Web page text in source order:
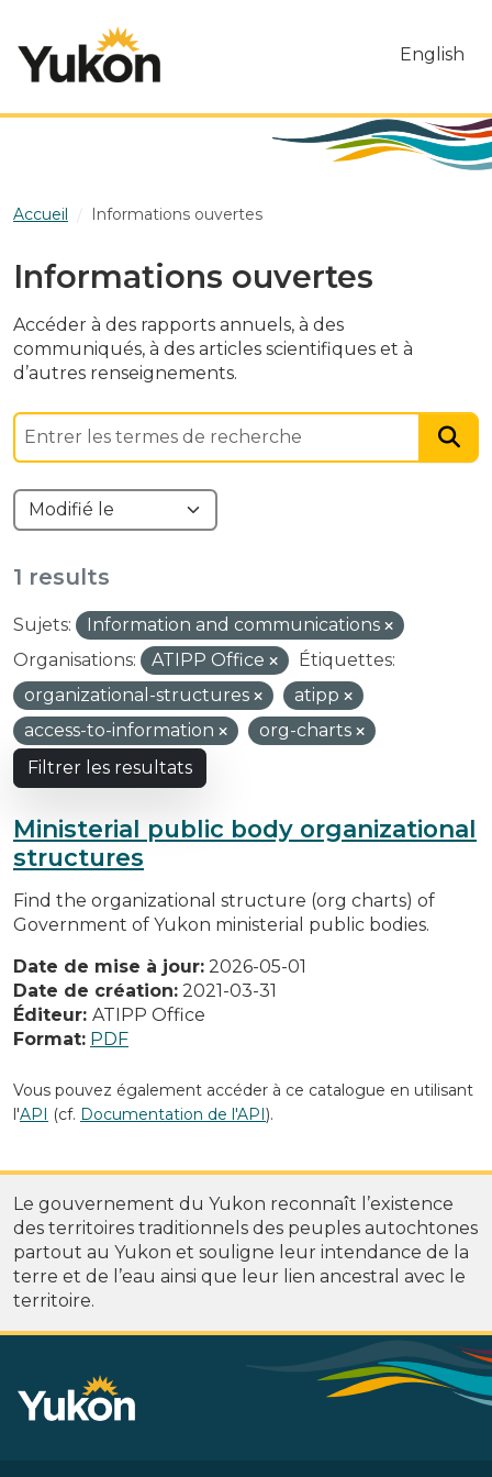
English
Accueil Informations ouvertes
Informations ouvertes
Accéder à des rapports annuels, à des
communiqués, à des articles scientifiques et à
d’autres renseignements.
1 results
Sujets:
Information and communications
Organisations:
ATIPP Office
Étiquettes:
organizational-structures
atipp
access-to-information
org-charts
Filtrer les resultats
Ministerial public body organizational
structures
Find the organizational structure (org charts) of
Government of Yukon ministerial public bodies.
Date de mise à jour: 2026-05-01
Date de création: 2021-03-31
Éditeur: ATIPP Office
Format: PDF
Vous pouvez également accéder à ce catalogue en utilisant
l'API (cf. Documentation de l'API).
Le gouvernement du Yukon reconnaît l’existence
des territoires traditionnels des peuples autochtones
partout au Yukon et souligne leur intendance de la
terre et de l’eau ainsi que leur lien ancestral avec le
territoire.